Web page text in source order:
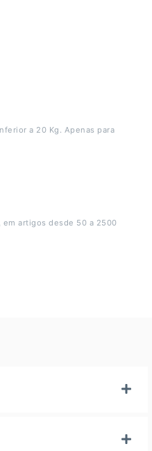
a 20 Kg. Apenas para
artigos desde 50 a 2500